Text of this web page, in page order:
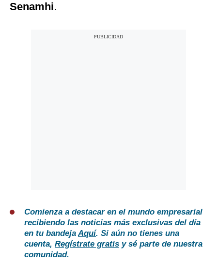
Senamhi.
Comienza a destacar en el mundo empresarial
recibiendo las noticias más exclusivas del día
en tu bandejaAquí. Si aún no tienes una
cuenta, Regístrate gratis y sé parte de nuestra
comunidad.